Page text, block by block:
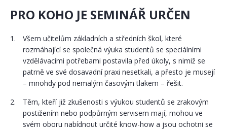
PRO KOHO JE SEMINÁŘ URČEN
Všem učitelům základních a středních škol, které
rozmáhající se společná výuka studentů se speciálními
vzdělávacími potřebami postavila před úkoly, s nimiž se
patrně ve své dosavadní praxi nesetkali, a přesto je musejí
– mnohdy pod nemalým časovým tlakem – řešit.
Těm, kteří již zkušenosti s výukou studentů se zrakovým
postižením nebo podpůrným servisem mají, mohou ve
svém oboru nabídnout určité know-how a jsou ochotni se